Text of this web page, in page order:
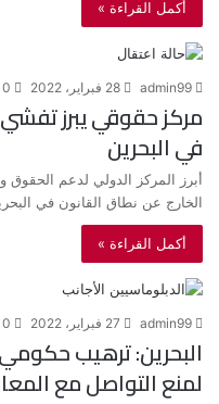
أكمل القراءة »
admin99 28 فبراير، 2022 0
مركز حقوقي يبرز
في البحرين
أبرز المركز الدولي لدعم
الخارج عن نطاق القانون في
أكمل القراءة »
admin99 27 فبراير، 2022 0
البحرين: ترهيب
لمنع التواصل مع